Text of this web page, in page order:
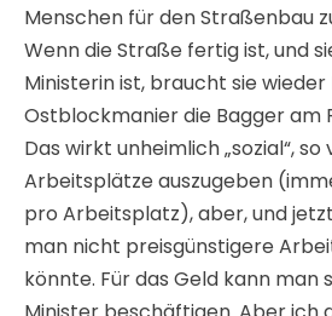
Menschen für den Straßenbau
Wenn die Straße fertig ist, und
Ministerin ist, braucht sie
Ostblockmanier die Bagger am
Das wirkt unheimlich „sozial“, so
Arbeitsplätze auszugeben
pro Arbeitsplatz), aber, und
man nicht preisgünstigere
könnte. Für das Geld kann man